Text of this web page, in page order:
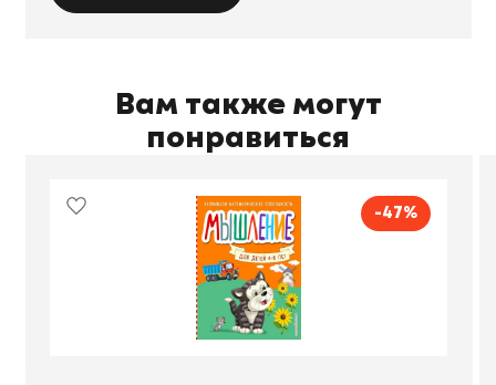
Вам также могут
понравиться
-47%